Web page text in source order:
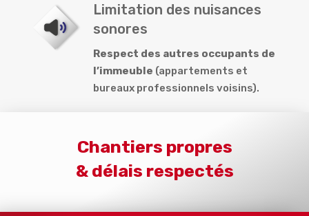
Limitation des nuisances
sonores
Respect des autres occupants de
l’immeuble (appartements et
bureaux professionnels voisins).
Chantiers propres
& délais respectés